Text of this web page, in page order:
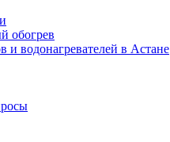
обогрев
и водонагревателей в Астане